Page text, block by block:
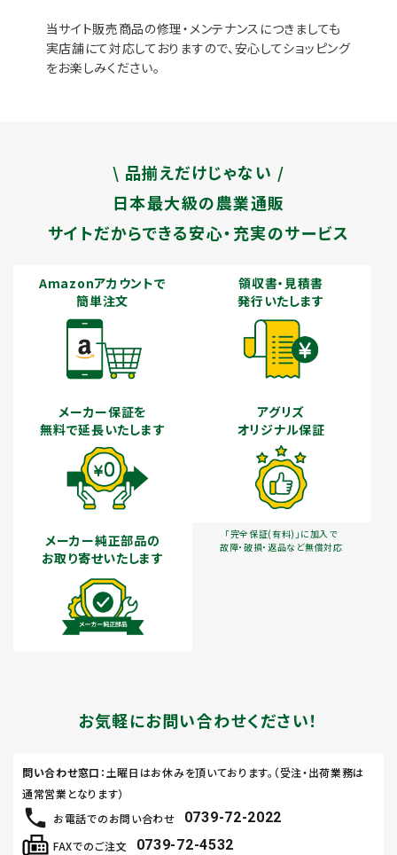
当サイト販売商品の修理・メンテナンスにつきましても
実店舗にて対応しておりますので、安心してショッピング
をお楽しみください。
\ 品揃えだけじゃない /
日本最大級の農業通販
サイトだからできる安心・充実のサービス
Amazonアカウントで
簡単注文
領収書・見積書
発行いたします
メーカー保証を
無料で延長いたします
アグリズ
オリジナル保証
「完全保証(有料)」に加入で
故障・破損・返品など無償対応
メーカー純正部品の
お取り寄せいたします
お気軽にお問い合わせください！
お電話でのお問い合わせ 0739-72-2022
FAXでのご注文 0739-72-4532
問い合わせ窓口 ：土曜日はお休みを頂いております。（受注・出荷業務は
通常営業となります）